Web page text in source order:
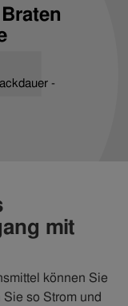
-
mit
können Sie
so Strom und